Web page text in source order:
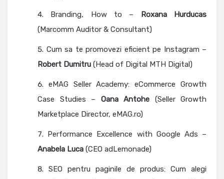
Branding, How to – Roxana Hurducas
(Marcomm Auditor & Consultant)
Cum sa te promovezi eficient pe Instagram –
Robert Dumitru (Head of Digital MTH Digital)
eMAG Seller Academy: eCommerce Growth
Case Studies – Oana Antohe (Seller Growth
Marketplace Director, eMAG.ro)
Performance Excellence with Google Ads –
Anabela Luca (CEO adLemonade)
SEO pentru paginile de produs: Cum alegi